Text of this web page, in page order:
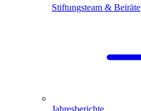
Stiftungsteam & Beiräte
Jahresberichte